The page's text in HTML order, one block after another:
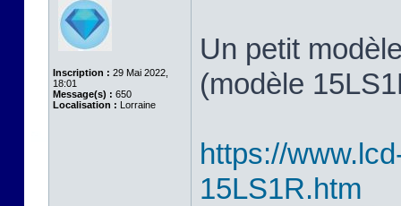
Inscription : 29 Mai 2022,
18:01
Message(s) : 650
Localisation : Lorraine
Un petit
(modèle
https://
15LS1R.htm